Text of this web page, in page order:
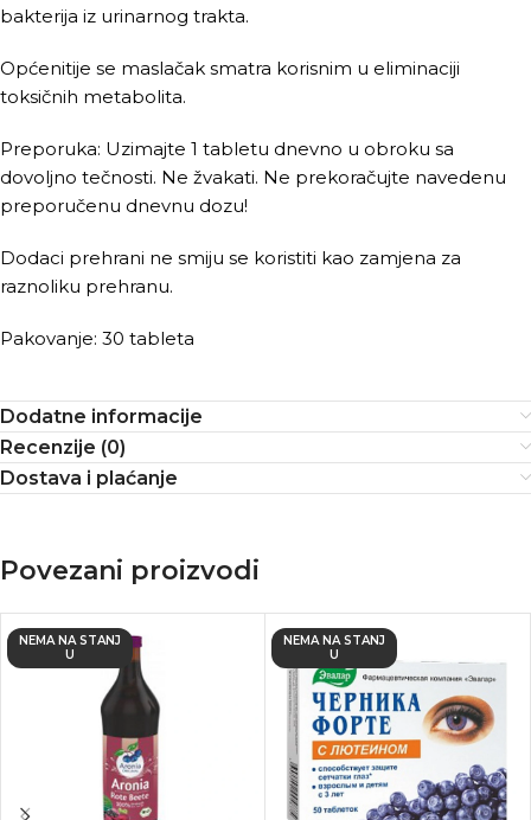
bakterija iz urinarnog trakta.
Općenitije se maslačak smatra korisnim u eliminaciji
toksičnih metabolita.
Preporuka: Uzimajte 1 tabletu dnevno u obroku sa
dovoljno tečnosti. Ne žvakati. Ne prekoračujte navedenu
preporučenu dnevnu dozu!
Dodaci prehrani ne smiju se koristiti kao zamjena za
raznoliku prehranu.
Pakovanje: 30 tableta
Dodatne informacije
Recenzije (0)
Dostava i plaćanje
Povezani proizvodi
NEMA NA STANJ
U
NEMA NA STANJ
U